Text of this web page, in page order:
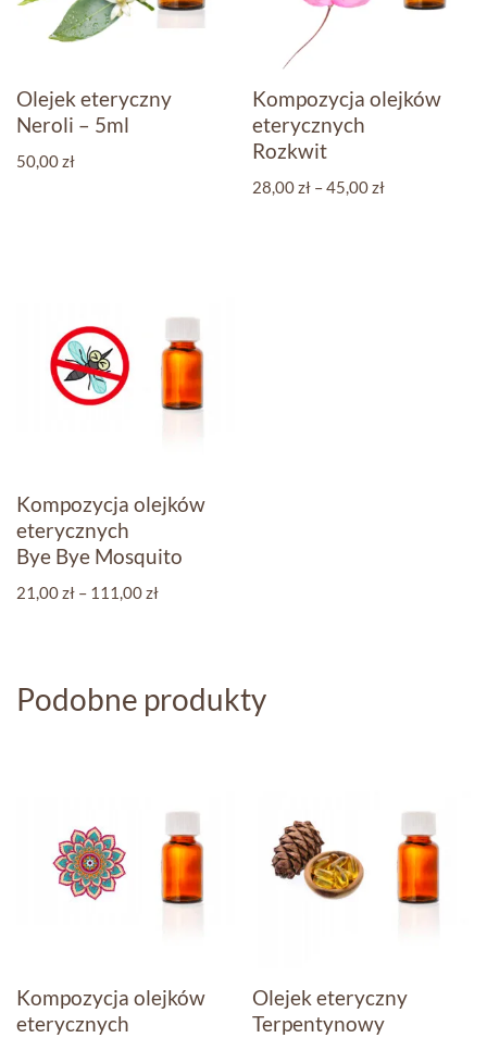
Olejek eteryczny
Neroli – 5ml
50,00zł
Kompozycja olejków
eterycznych
Rozkwit
28,00zł –45,00zł
Kompozycja olejków
eterycznych
Bye Bye Mosquito
21,00zł – 111,00zł
Podobne produkty
Kompozycja olejków
eterycznych
Olejek eteryczny
Terpentynowy